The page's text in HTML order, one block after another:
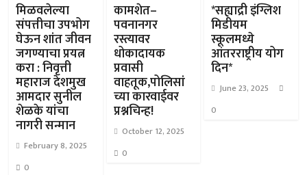
मिळवलेल्या
संपत्तीचा उपभोग
घेऊन शांत जीवन
जगण्याचा प्रयत्न
करा : निवृत्ती
महाराज देशमुख
आमदार सुनील
शेळके यांचा
नागरी सन्मान
February 8, 2025
0
कामशेत–
पवनानगर
रस्त्यावर
धोकादायक
प्रवासी
वाहतूक,पोलिसां
च्या कारवाईवर
प्रश्नचिन्ह!
October 12, 2025
0
*सह्याद्री इंग्लिश
मिडीयम
स्कूलमध्ये
आंतरराष्ट्रीय योग
दिन*
June 23, 2025
0